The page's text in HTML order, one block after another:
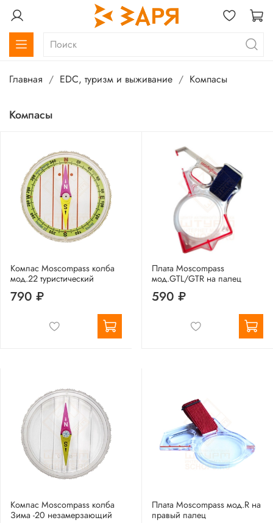
Главная EDC, туризм и выживание Компасы
Компасы
Компас Moscompass колба
мод.22 туристический
790 ₽
Плата Moscompass
мод.GTL/GTR на палец
590 ₽
Компас Moscompass колба
Зима -20 незамерзающий
Плата Moscompass мод.R на
правый палец